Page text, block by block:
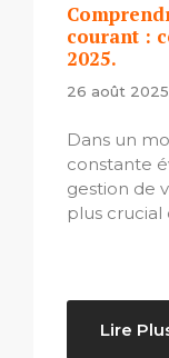
courant :
2025.
26 août 2025
Dans un
constante
gestion de
plus crucial
Lire